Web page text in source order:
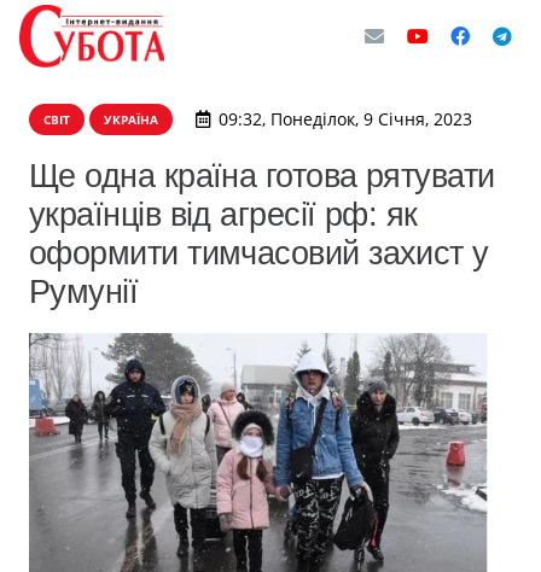
СВІТ УКРАЇНА 09:32, Понеділок, 9 Січня, 2023
Ще одна країна готова рятувати
українців від агресії рф: як
оформити тимчасовий захист у
Румунії